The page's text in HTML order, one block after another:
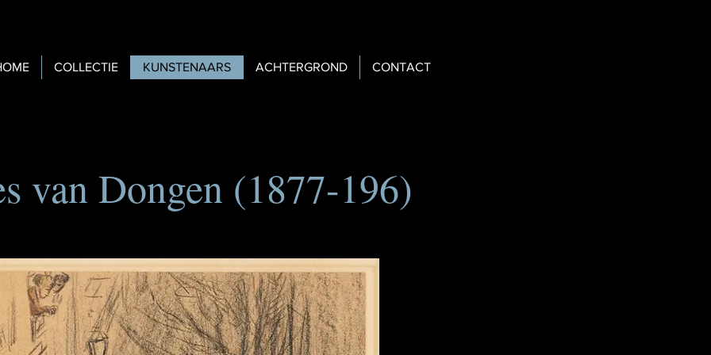
COLLECTIE KUNSTENAARS ACHTERGROND CONTACT
van Dongen (1877-196)